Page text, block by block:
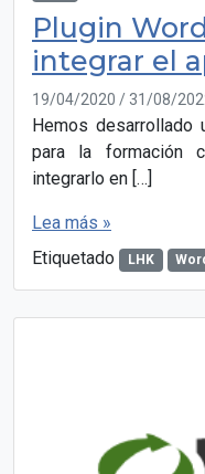
Plugin
integrar el
19/04/2020 / 31/08/
Hemos desarrollado
para la formación
integrarlo en […]
Lea más »
Etiquetado
LHK